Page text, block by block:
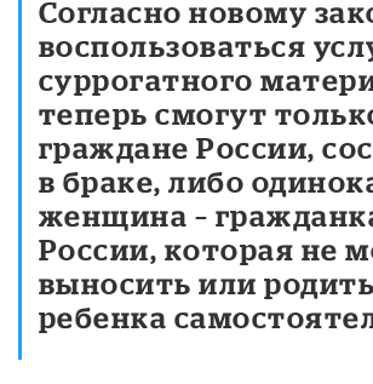
Согласно новому
воспользоваться
суррогатного
теперь смогут
граждане России,
в браке, либо
женщина –
России, которая не
выносить или родить
ребенка